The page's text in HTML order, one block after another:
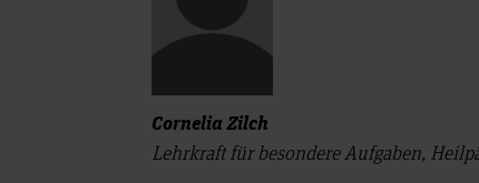
Cornelia Zilch
Lehrkraft für besondere Aufgaben,